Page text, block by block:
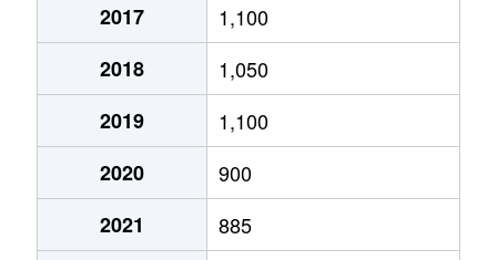
2017
1,100
2018
1,050
2019
1,100
2020
900
2021
885